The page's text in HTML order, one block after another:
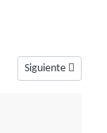
con
Artículo siguiente:
Siguiente